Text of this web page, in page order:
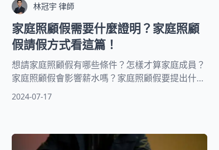
林冠宇 律師
家庭照顧假需要什麼證明？家庭照顧
假請假方式看這篇！
想請家庭照顧假有哪些條件？怎樣才算家庭成員？
家庭照顧假會影響薪水嗎？家庭照顧假要提出什麼
證明？家庭照顧假會影響全勤嗎？一年可以有幾天
2024-07-17